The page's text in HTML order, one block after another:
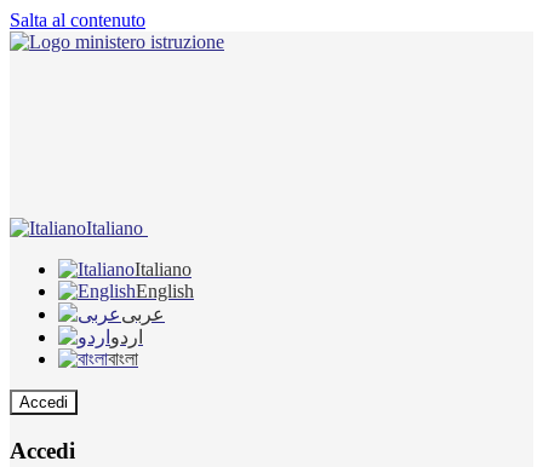
Salta al contenuto
Italiano
Italiano
English
عربى
اردو
বাংলা
Accedi
Accedi